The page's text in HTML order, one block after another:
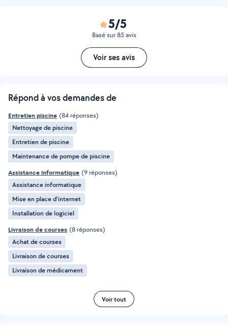
5/5
Basé sur 85 avis
Voir ses avis
Répond à vos demandes de
Entretien piscine (84 réponses)
Nettoyage de piscine
Entretien de piscine
Maintenance de pompe de piscine
Assistance informatique (9 réponses)
Assistance informatique
Mise en place d'internet
Installation de logiciel
Livraison de courses (8 réponses)
Achat de courses
Livraison de courses
Livraison de médicament
Voir tout